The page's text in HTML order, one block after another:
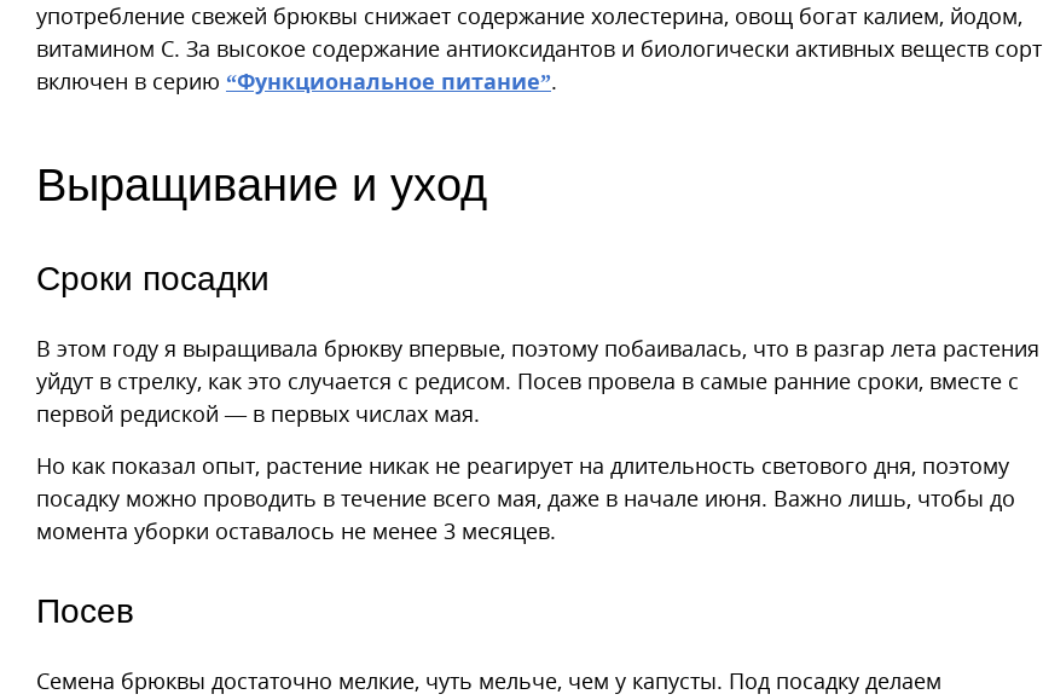
употребление свежей брюквы снижает содержание холестерина, овощ богат калием, йодом,
витамином С. За высокое содержание антиоксидантов и биологически активных веществ сорт
включен в серию “Функциональное питание”.
Выращивание и уход
Сроки посадки
В этом году я выращивала брюкву впервые, поэтому побаивалась, что в разгар лета растения
уйдут в стрелку, как это случается с редисом. Посев провела в самые ранние сроки, вместе с
первой редиской — в первых числах мая.
Но как показал опыт, растение никак не реагирует на длительность светового дня, поэтому
посадку можно проводить в течение всего мая, даже в начале июня. Важно лишь, чтобы до
момента уборки оставалось не менее 3 месяцев.
Посев
Семена брюквы достаточно мелкие, чуть мельче, чем у капусты. Под посадку делаем